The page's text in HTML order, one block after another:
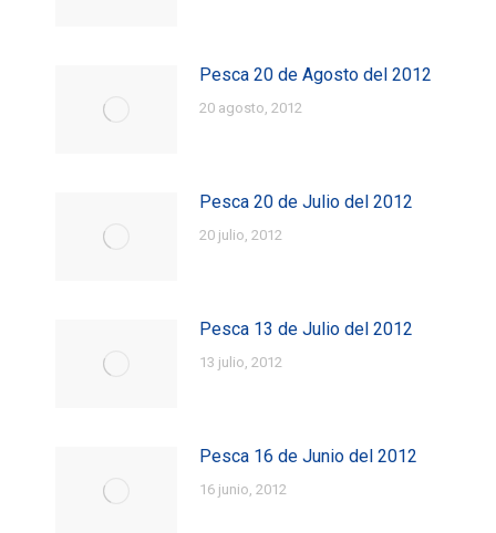
Pesca 20 de Agosto del 2012
20 agosto, 2012
Pesca 20 de Julio del 2012
20 julio, 2012
Pesca 13 de Julio del 2012
13 julio, 2012
Pesca 16 de Junio del 2012
16 junio, 2012